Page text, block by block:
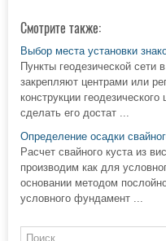
Смотрите также:
Выбор места установки
Пункты геодезической сети
закрепляют центрами или
конструкции
сделать его достат ...
Определение осадки
Расчет свайного куста из
производим как для
основании методом
условного фундамент ...